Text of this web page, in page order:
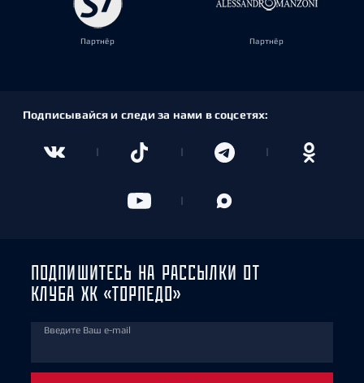
Партнёр Партнёр
Подписывайся и следи за нами в соцсетях:
ПОДПИШИТЕСЬ НА РАССЫЛКИ ОТ
КЛУБА ХК «ТОРПЕДО»
Введите Ваш e-mail